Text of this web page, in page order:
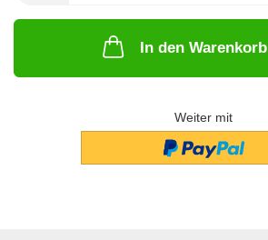
In den Warenkorb
Weiter mit